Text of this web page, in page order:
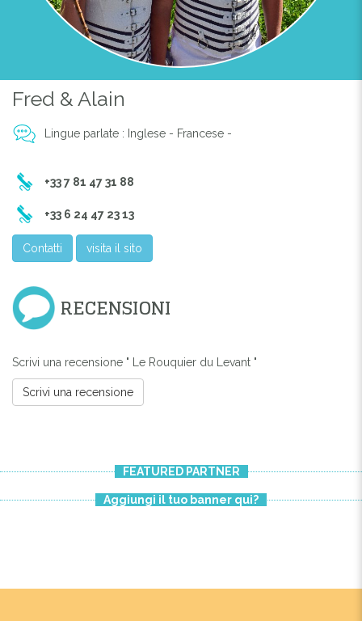
Fred & Alain
Lingue parlate : Inglese - Francese -
+33 7 81 47 31 88
+33 6 24 47 23 13
Contatti visita il sito
RECENSIONI
Scrivi una recensione " Le Rouquier du Levant "
Scrivi una recensione
FEATURED PARTNER
Aggiungi il tuo banner qui?